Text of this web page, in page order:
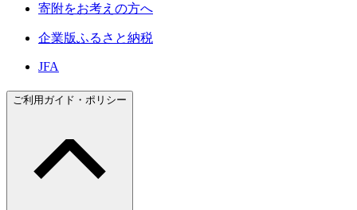
寄附をお考えの方へ
企業版ふるさと納税
JFA
ご利用ガイド・ポリシー